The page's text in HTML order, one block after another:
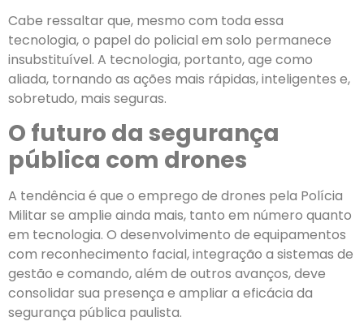
Cabe ressaltar que, mesmo com toda essa
tecnologia, o papel do policial em solo permanece
insubstituível. A tecnologia, portanto, age como
aliada, tornando as ações mais rápidas, inteligentes e,
sobretudo, mais seguras.
O futuro da segurança
pública com drones
A tendência é que o emprego de drones pela Polícia
Militar se amplie ainda mais, tanto em número quanto
em tecnologia. O desenvolvimento de equipamentos
com reconhecimento facial, integração a sistemas de
gestão e comando, além de outros avanços, deve
consolidar sua presença e ampliar a eficácia da
segurança pública paulista.